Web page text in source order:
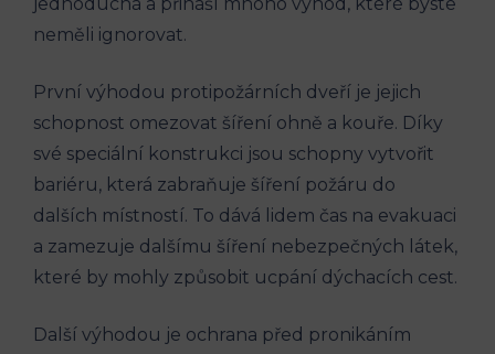
neměli ignorovat.
První výhodou protipožárních dveří je jejich
schopnost omezovat šíření ohně a kouře. Díky
své speciální konstrukci jsou schopny vytvořit
bariéru, která zabraňuje šíření požáru do
dalších místností. To dává lidem čas na evakuaci
a zamezuje dalšímu šíření nebezpečných látek,
které by mohly způsobit ucpání dýchacích cest.
Další výhodou je ochrana před pronikáním